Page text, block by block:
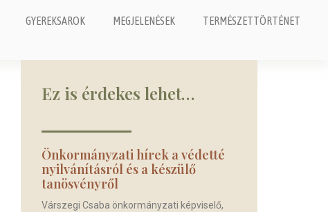
GYEREKSAROK MEGJELENÉSEK TERMÉSZETTÖRTÉNET
Ez is érdekes lehet…
Önkormányzati hírek a védetté
nyilvánításról és a készülő
tanösvényről
Várszegi Csaba önkormányzati képviselő,